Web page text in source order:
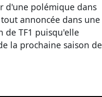
d'une polémique dans
annoncée dans une
de TF1 puisqu'elle
la prochaine saison de